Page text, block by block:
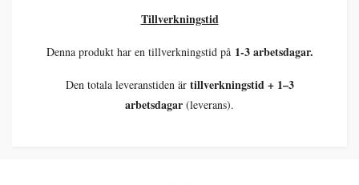
Tillverkningstid
Denna produkt har en tillverkningstid på1-3 arbetsdagar.
Den totala leveranstiden är tillverkningstid + 1–3
arbetsdagar (leverans).